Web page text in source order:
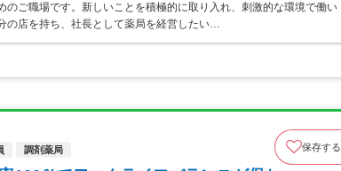
ご職場です。新しいことを積極的に取り入れ、刺激的な環境で働い
の店を持ち、社長として薬局を経営したい…
調剤薬局 保存する